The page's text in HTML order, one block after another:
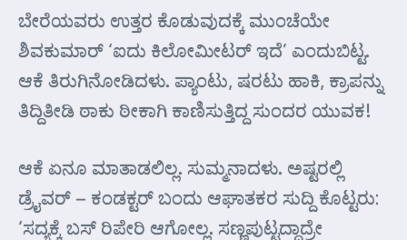
ಬೇರೆಯವರು ಉತ್ತರ ಕೊಡುವುದಕ್ಕೆ ಮುಂಚೆಯೇ
ಶಿವಕುಮಾರ್ ‘ಐದು ಕಿಲೋಮೀಟರ್ ಇದೆ’ ಎಂದುಬಿಟ್ಟ.
ಆಕೆ ತಿರುಗಿನೋಡಿದಳು. ಪ್ಯಾಂಟು, ಷರಟು ಹಾಕಿ, ಕ್ರಾಪನ್ನು
ತಿದ್ದಿತೀಡಿ ಠಾಕು ಠೀಕಾಗಿ ಕಾಣಿಸುತ್ತಿದ್ದ ಸುಂದರ ಯುವಕ!
ಆಕೆ ಏನೂ ಮಾತಾಡಲಿಲ್ಲ. ಸುಮ್ಮನಾದಳು. ಅಷ್ಟರಲ್ಲಿ
ಡ್ರೈವರ್ – ಕಂಡಕ್ಟರ್ ಬಂದು ಆಘಾತಕರ ಸುದ್ದಿ ಕೊಟ್ಟರು:
‘ಸದ್ಯಕ್ಕೆ ಬಸ್ ರಿಪೇರಿ ಆಗೋಲ್ಲ. ಸಣ್ಣಪುಟ್ಟದ್ದಾದ್ರೇ